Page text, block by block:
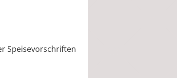
Speisevorschriften